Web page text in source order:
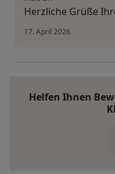
Herzliche Grüße
17. April 2026
Helfen Ihnen